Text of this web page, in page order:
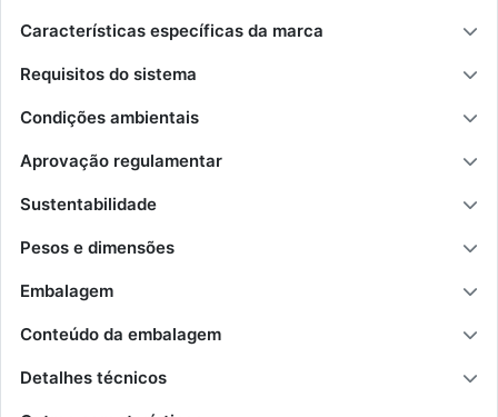
Características específicas da marca
Requisitos do sistema
Condições ambientais
Aprovação regulamentar
Sustentabilidade
Pesos e dimensões
Embalagem
Conteúdo da embalagem
Detalhes técnicos